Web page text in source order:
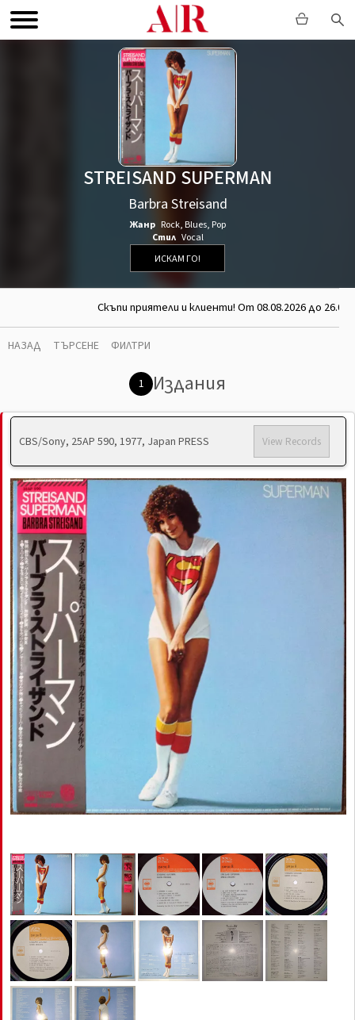
STREISAND SUPERMAN
Barbra Streisand
Жанр Rock,Blues, Pop
Стил Vocal
ИСКАМ ГО!
Скъпи приятели и клиенти! От 08.08.2026 до
НАЗАД ТЪРСЕНЕ ФИЛТРИ
1 Издания
CBS/Sony, 25AP 590, 1977, Japan PRESS View Records